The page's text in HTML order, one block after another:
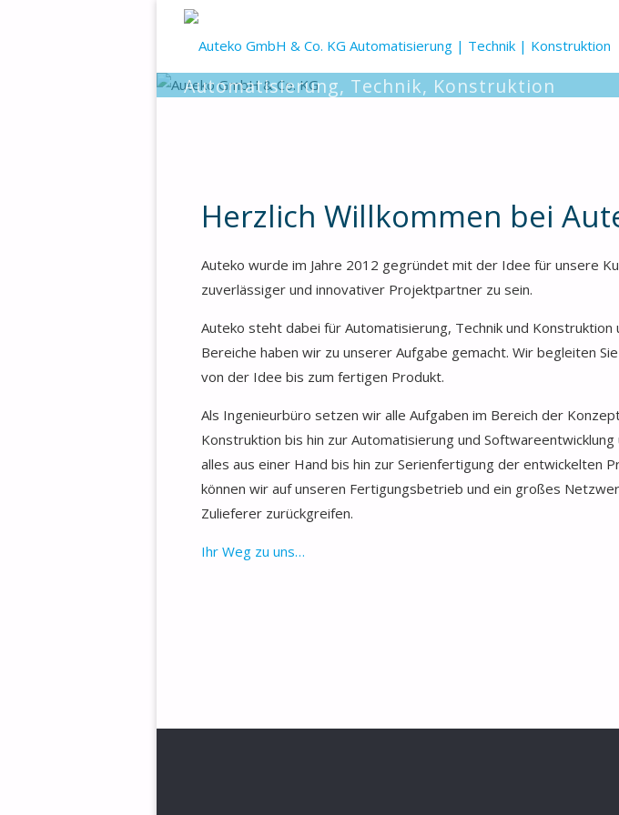
Auteko GmbH &
Automatisierung, Technik, Konstruktion
Herzlich Willkommen bei
Auteko wurde im Jahre 2012 gegründet mit der Idee für unsere
zuverlässiger und innovativer Projektpartner zu sein.
Auteko steht dabei für Automatisierung, Technik und Konstruktion
Bereiche haben wir zu unserer Aufgabe gemacht. Wir begleiten
von der Idee bis zum fertigen Produkt.
Als Ingenieurbüro setzen wir alle Aufgaben im Bereich der
Konstruktion bis hin zur Automatisierung und
alles aus einer Hand bis hin zur Serienfertigung der entwickelten
können wir auf unseren Fertigungsbetrieb und ein großes
Zulieferer zurückgreifen.
Ihr Weg zu uns…